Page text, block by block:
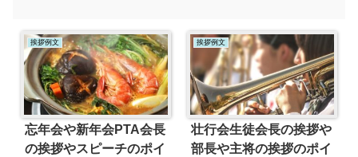
挨拶例文
忘年会や新年会PTA会長
の挨拶やスピーチのポイ
挨拶例文
壮行会生徒会長の挨拶や
部長や主将の挨拶のポイ